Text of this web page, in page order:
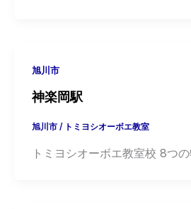
旭川市
神楽岡駅
旭川市/ トミヨシオーボエ教室
トミヨシオーボエ教室校 8つ